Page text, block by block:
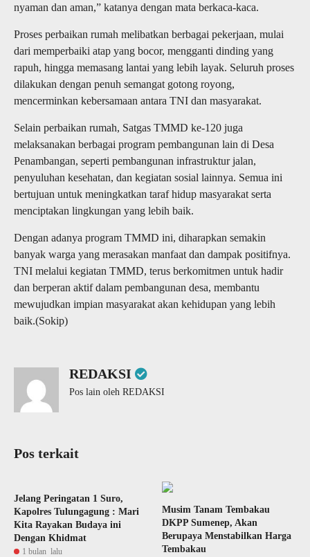
nyaman dan aman,” katanya dengan mata berkaca-kaca.
Proses perbaikan rumah melibatkan berbagai pekerjaan, mulai
dari memperbaiki atap yang bocor, mengganti dinding yang
rapuh, hingga memasang lantai yang lebih layak. Seluruh proses
dilakukan dengan penuh semangat gotong royong,
mencerminkan kebersamaan antara TNI dan masyarakat.
Selain perbaikan rumah, Satgas TMMD ke-120 juga
melaksanakan berbagai program pembangunan lain di Desa
Penambangan, seperti pembangunan infrastruktur jalan,
penyuluhan kesehatan, dan kegiatan sosial lainnya. Semua ini
bertujuan untuk meningkatkan taraf hidup masyarakat serta
menciptakan lingkungan yang lebih baik.
Dengan adanya program TMMD ini, diharapkan semakin
banyak warga yang merasakan manfaat dan dampak positifnya.
TNI melalui kegiatan TMMD, terus berkomitmen untuk hadir
dan berperan aktif dalam pembangunan desa, membantu
mewujudkan impian masyarakat akan kehidupan yang lebih
baik.(Sokip)
REDAKSI
Pos lain oleh REDAKSI
Pos terkait
Jelang Peringatan 1 Suro,
Kapolres Tulungagung : Mari
Kita Rayakan Budaya ini
Dengan Khidmat
1 bulan lalu
Musim Tanam Tembakau
DKPP Sumenep, Akan
Berupaya Menstabilkan Harga
Tembakau